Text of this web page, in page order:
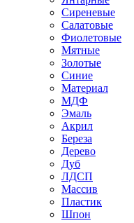
Сиреневые
Салатовые
Фиолетовые
Мятные
Золотые
Синие
Материал
МДФ
Эмаль
Акрил
Береза
Дерево
Дуб
ЛДСП
Массив
Пластик
Шпон